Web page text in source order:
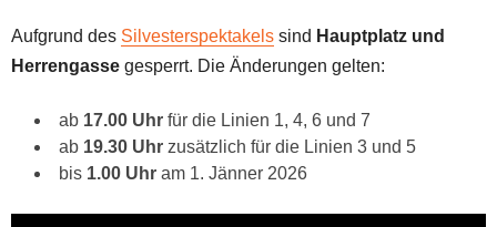
Aufgrund des Silvesterspektakels sind Hauptplatz und
Herrengasse gesperrt. Die Änderungen gelten:
ab 17.00 Uhr für die Linien 1, 4, 6 und 7
ab 19.30 Uhr zusätzlich für die Linien 3 und 5
bis 1.00 Uhr am 1. Jänner 2026